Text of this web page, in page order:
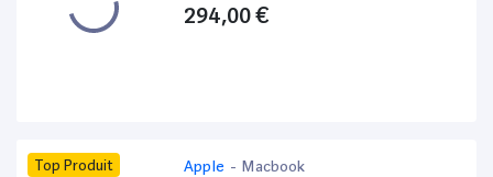
294,00 €
Top Produit Apple - Macbook